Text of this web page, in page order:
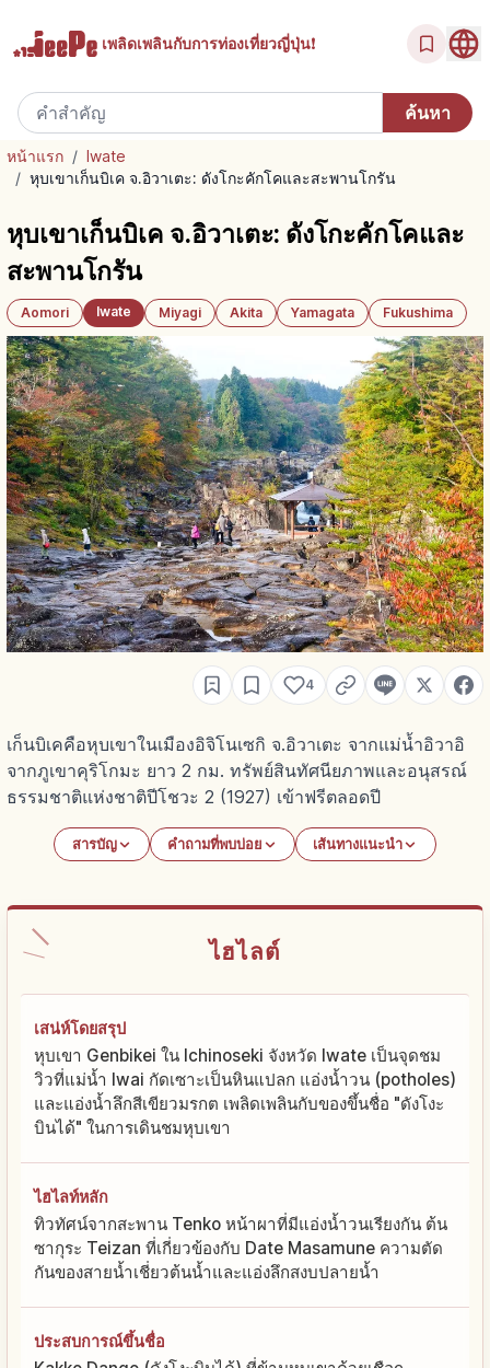
เพลิดเพลินกับการท่องเที่ยวญี่ปุ่น!
หน้าแรก / Iwate
/ หุบเขาเก็นบิเค จ.อิวาเตะ: ดังโกะคักโคและสะพานโกรัน
หุบเขาเก็นบิเค จ.อิวาเตะ: ดังโกะคักโคและ
สะพานโกรัน
Aomori Iwate Miyagi Akita Yamagata Fukushima
4
เก็นบิเคคือหุบเขาในเมืองอิจิโนเซกิ จ.อิวาเตะ จากแม่น้ำอิวาอิ
จากภูเขาคุริโกมะ ยาว 2 กม. ทรัพย์สินทัศนียภาพและอนุสรณ์
ธรรมชาติแห่งชาติปีโชวะ 2 (1927) เข้าฟรีตลอดปี
สารบัญ คำถามที่พบบ่อย เส้นทางแนะนำ
ไฮไลต์
เสน่ห์โดยสรุป
หุบเขา Genbikei ใน Ichinoseki จังหวัด Iwate เป็นจุดชม
วิวที่แม่น้ำ Iwai กัดเซาะเป็นหินแปลก แอ่งน้ำวน (potholes)
และแอ่งน้ำลึกสีเขียวมรกต เพลิดเพลินกับของขึ้นชื่อ "ดังโงะ
บินได้" ในการเดินชมหุบเขา
ไฮไลท์หลัก
ทิวทัศน์จากสะพาน Tenko หน้าผาที่มีแอ่งน้ำวนเรียงกัน ต้น
ซากุระ Teizan ที่เกี่ยวข้องกับ Date Masamune ความตัด
กันของสายน้ำเชี่ยวต้นน้ำและแอ่งลึกสงบปลายน้ำ
ประสบการณ์ขึ้นชื่อ